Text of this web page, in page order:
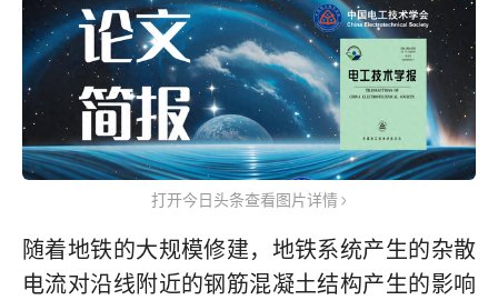
打开今日头条查看图片详情
随着地铁的大规模修建，地铁系统产生的杂散
电流对沿线附近的钢筋混凝土结构产生的影响